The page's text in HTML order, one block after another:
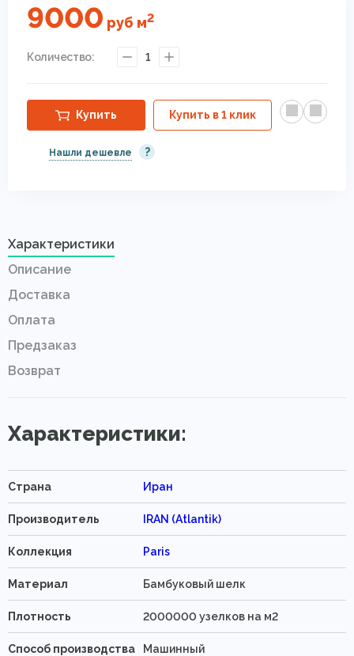
4.00 x 5.00
На складе 1 шт.
9000 руб м2
Количество: 1
Купить Купить в 1 клик
Нашли дешевле ?
Характеристики
Описание
Доставка
Оплата
Предзаказ
Возврат
Характеристики:
Страна Иран
Производитель IRAN (Atlantik)
Коллекция Paris
Материал Бамбуковый шелк
Плотность 2000000 узелков на м2
Способ производства Машинный